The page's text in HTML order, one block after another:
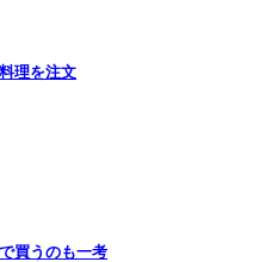
理を注文
買うのも一考